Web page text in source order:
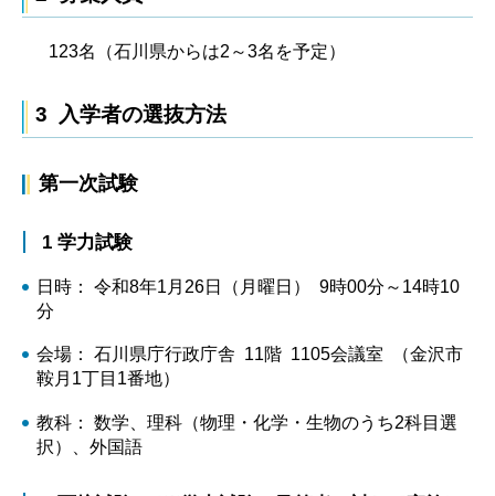
123名（石川県からは2～3名を予定）
3 入学者の選抜方法
第一次試験
1 学力試験
日時： 令和8年1月26日（月曜日） 9時00分～14時10
分
会場： 石川県庁行政庁舎 11階 1105会議室 （金沢市
鞍月1丁目1番地）
教科： 数学、理科（物理・化学・生物のうち2科目選
択）、外国語